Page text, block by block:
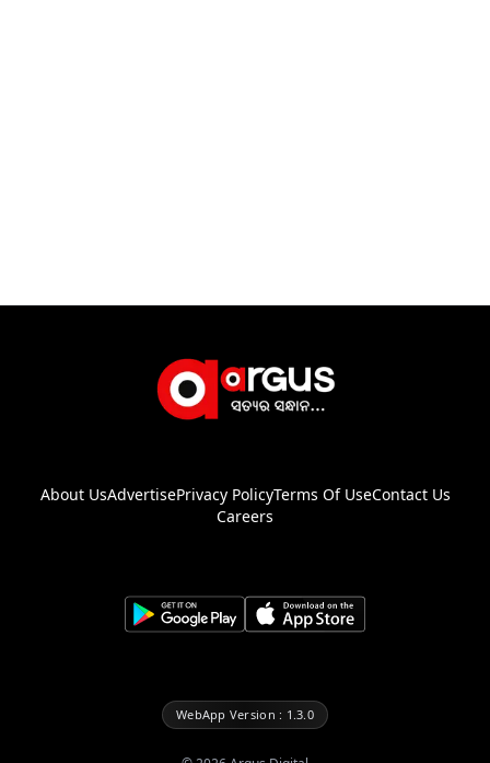
About UsAdvertisePrivacy PolicyTerms Of UseContact Us
Careers
WebApp Version : 1.3.0